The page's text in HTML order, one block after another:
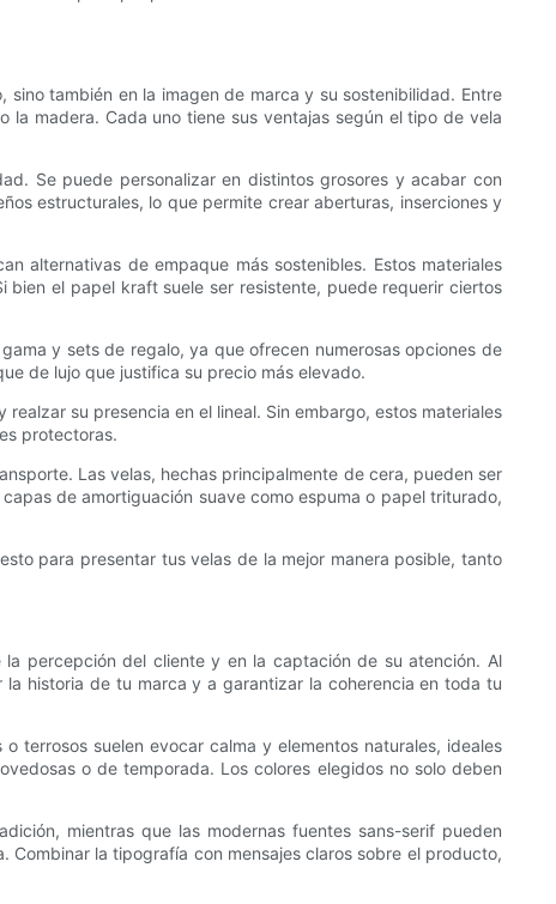
también en la imagen de marca y su sostenibilidad. Entre
madera. Cada uno tiene sus ventajas según el tipo de vela
Se puede personalizar en distintos grosores y acabar con
estructurales, lo que permite crear aberturas, inserciones y
alternativas de empaque más sostenibles. Estos materiales
el papel kraft suele ser resistente, puede requerir ciertos
y sets de regalo, ya que ofrecen numerosas opciones de
de lujo que justifica su precio más elevado.
su presencia en el lineal. Sin embargo, estos materiales
protectoras.
Las velas, hechas principalmente de cera, pueden ser
de amortiguación suave como espuma o papel triturado,
para presentar tus velas de la mejor manera posible, tanto
percepción del cliente y en la captación de su atención. Al
historia de tu marca y a garantizar la coherencia en toda tu
terrosos suelen evocar calma y elementos naturales, ideales
o de temporada. Los colores elegidos no solo deben
mientras que las modernas fuentes sans-serif pueden
Combinar la tipografía con mensajes claros sobre el producto,